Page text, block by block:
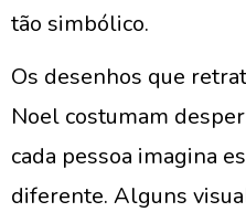
tão simbólico.
Os desenhos que
Noel costumam
cada pessoa imagina
diferente. Alguns